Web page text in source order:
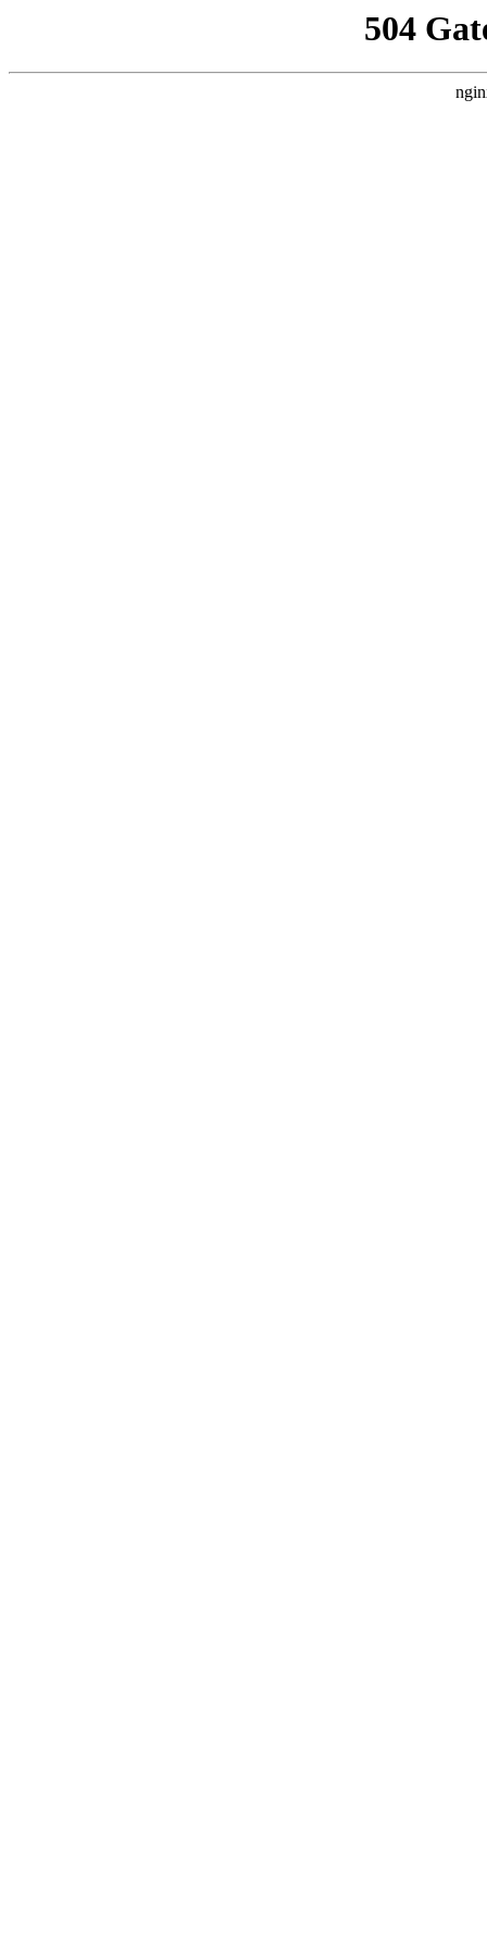
504